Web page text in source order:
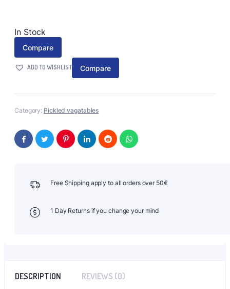
In Stock
Compare
ADD TO WISHLIST Compare
Category: Pickled vagatables
Free Shipping apply to all orders over 50€
1 Day Returns if you change your mind
DESCRIPTION REVIEWS (0)